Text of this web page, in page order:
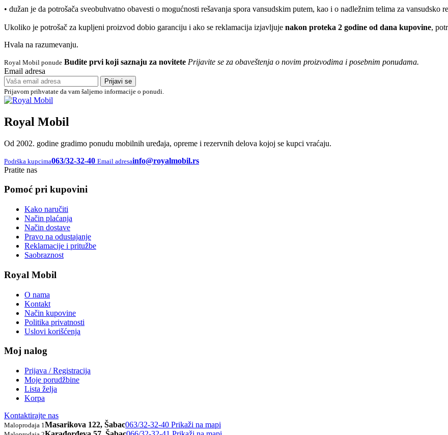
• dužan je da potrošača sveobuhvatno obavesti o mogućnosti rešavanja spora vansudskim putem, kao i o nadležnim telima za vansudsko
Ukoliko je potrošač za kupljeni proizvod dobio garanciju i ako se reklamacija izjavljuje nakon proteka 2 godine od dana kupovine,
Hvala na razumevanju.
Royal Mobil ponude Budite prvi koji saznaju za novitete Prijavite se za obaveštenja o novim proizvodima i posebnim ponudama.
Email adresa
Prijavi se
Prijavom prihvatate da vam šaljemo informacije o ponudi.
Royal Mobil
Od 2002. godine gradimo ponudu mobilnih uređaja, opreme i rezervnih delova kojoj se kupci vraćaju.
Podrška kupcima063/32-32-40 Email adresainfo@royalmobil.rs
Pratite nas
Pomoć pri kupovini
Kako naručiti
Način plaćanja
Način dostave
Pravo na odustajanje
Reklamacije i pritužbe
Saobraznost
Royal Mobil
O nama
Kontakt
Način kupovine
Politika privatnosti
Uslovi korišćenja
Moj nalog
Prijava / Registracija
Moje porudžbine
Lista želja
Korpa
Kontaktirajte nas
Maloprodaja 1Masarikova 122, Šabac063/32-32-40 Prikaži na mapi